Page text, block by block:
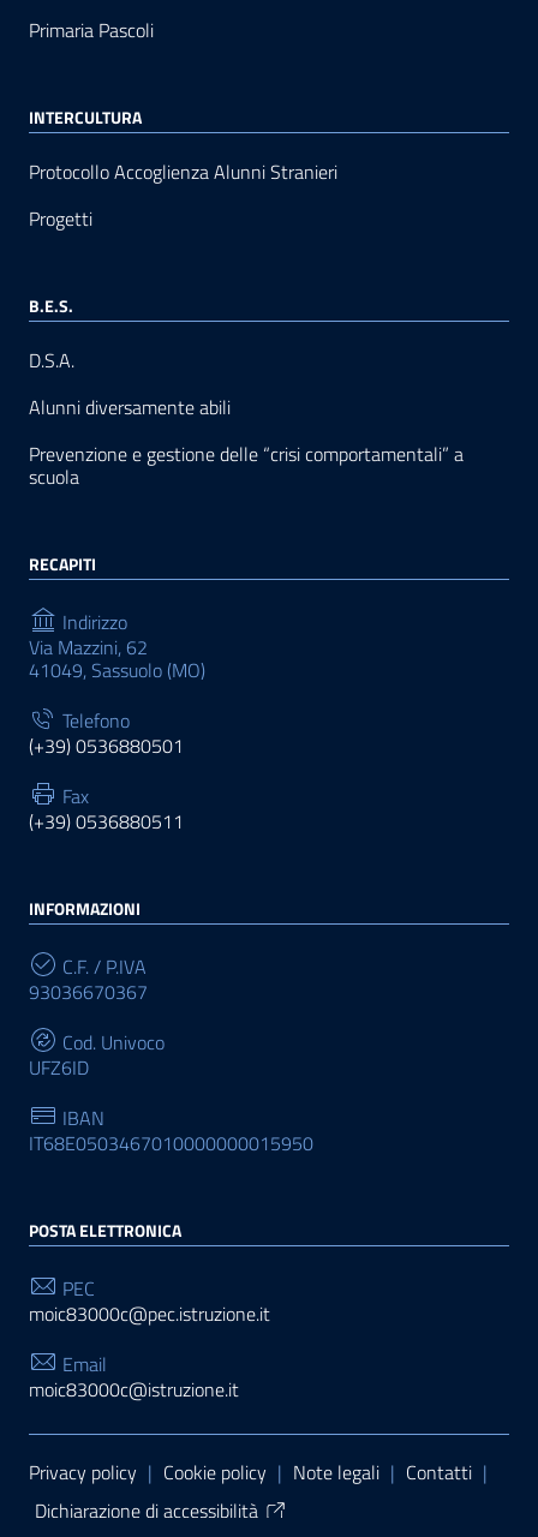
Primaria Pascoli
INTERCULTURA
Protocollo Accoglienza Alunni Stranieri
Progetti
B.E.S.
D.S.A.
Alunni diversamente abili
Prevenzione e gestione delle “crisi comportamentali” a
scuola
RECAPITI
Indirizzo
Via Mazzini, 62
41049, Sassuolo (MO)
Telefono
(+39) 0536880501
Fax
(+39) 0536880511
INFORMAZIONI
C.F. / P.IVA
93036670367
Cod. Univoco
UFZ6ID
IBAN
IT68E0503467010000000015950
POSTA ELETTRONICA
PEC
moic83000c@pec.istruzione.it
Email
moic83000c@istruzione.it
Sezione Link Utili
Privacy policy | Cookie policy | Note legali | Contatti |
Dichiarazione di accessibilità